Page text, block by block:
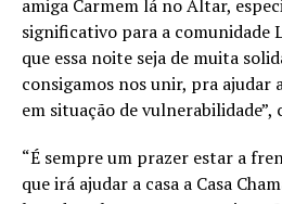
amiga Carmem lá no Altar,
significativo para a comunidade
que essa noite seja de muita
consigamos nos unir, pra ajudar
em situação de
“É sempre um prazer estar a
que irá ajudar a casa a Casa